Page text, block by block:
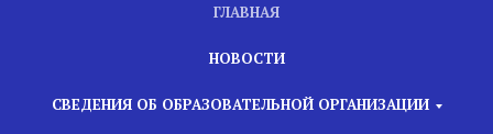
ГЛАВНАЯ
НОВОСТИ
СВЕДЕНИЯ ОБ ОБРАЗОВАТЕЛЬНОЙ ОРГАНИЗАЦИИ